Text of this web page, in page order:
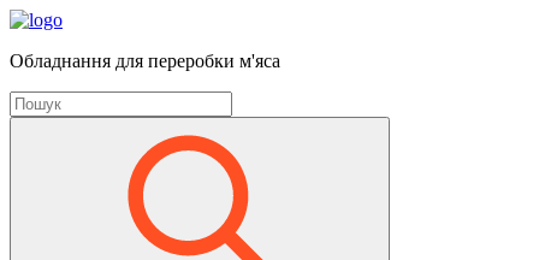
Обладнання для переробки м'яса